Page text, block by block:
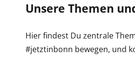
Unsere Themen
Hier findest Du zentrale
#jetztinbonn bewegen, und